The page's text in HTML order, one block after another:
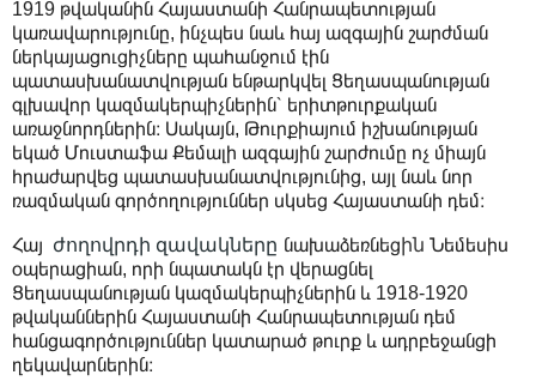
1919 թվականին Հայաստանի Հանրապետության
կառավարությունը, ինչպես նաև հայ ազգային շարժման
ներկայացուցիչները պահանջում էին
պատասխանատվության ենթարկվել Ցեղասպանության
գլխավոր կազմակերպիչներին՝ երիտթուրքական
առաջնորդներին։ Սակայն, Թուրքիայում իշխանության
եկած Մուստաֆա Քեմալի ազգային շարժումը ոչ միայն
հրաժարվեց պատասխանատվությունից, այլ նաև նոր
ռազմական գործողություններ սկսեց Հայաստանի դեմ։
Հայ ժողովրդի զավակները նախաձեռնեցին Նեմեսիս
օպերացիան, որի նպատակն էր վերացնել
Ցեղասպանության կազմակերպիչներին և 1918-1920
թվականներին Հայաստանի Հանրապետության դեմ
հանցագործություններ կատարած թուրք և ադրբեջանցի
ղեկավարներին։